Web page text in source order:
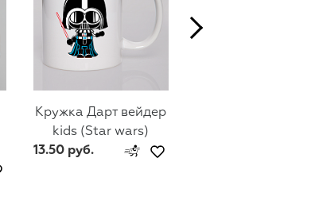
Кружка Дарт вейдер
kids (Star wars)
13.50 руб.